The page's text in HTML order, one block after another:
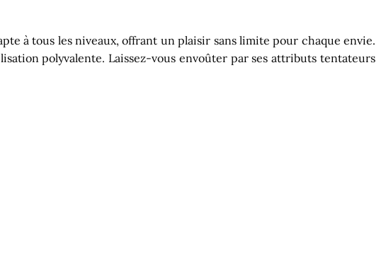
à tous les niveaux, offrant un plaisir sans limite pour chaque envie.
polyvalente. Laissez-vous envoûter par ses attributs tentateurs